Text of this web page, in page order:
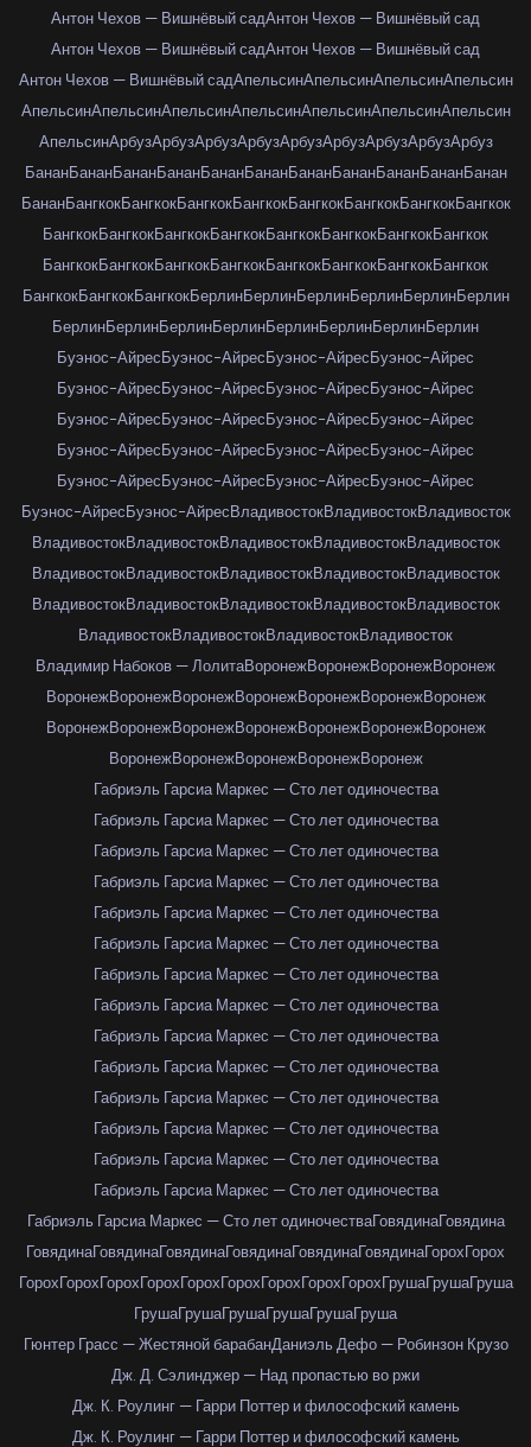
Антон Чехов — Вишнёвый садАнтон Чехов — Вишнёвый сад
Антон Чехов — Вишнёвый садАнтон Чехов — Вишнёвый сад
Антон Чехов — Вишнёвый садАпельсинАпельсинАпельсинАпельсин
АпельсинАпельсинАпельсинАпельсинАпельсинАпельсинАпельсин
АпельсинАрбузАрбузАрбузАрбузАрбузАрбузАрбузАрбузАрбуз
БананБананБананБананБананБананБананБананБананБананБанан
БананБангкокБангкокБангкокБангкокБангкокБангкокБангкокБангкок
БангкокБангкокБангкокБангкокБангкокБангкокБангкокБангкок
БангкокБангкокБангкокБангкокБангкокБангкокБангкокБангкок
БангкокБангкокБангкокБерлинБерлинБерлинБерлинБерлинБерлин
БерлинБерлинБерлинБерлинБерлинБерлинБерлинБерлин
Буэнос-АйресБуэнос-АйресБуэнос-АйресБуэнос-Айрес
Буэнос-АйресБуэнос-АйресБуэнос-АйресБуэнос-Айрес
Буэнос-АйресБуэнос-АйресБуэнос-АйресБуэнос-Айрес
Буэнос-АйресБуэнос-АйресБуэнос-АйресБуэнос-Айрес
Буэнос-АйресБуэнос-АйресБуэнос-АйресБуэнос-Айрес
Буэнос-АйресБуэнос-АйресВладивостокВладивостокВладивосток
ВладивостокВладивостокВладивостокВладивостокВладивосток
ВладивостокВладивостокВладивостокВладивостокВладивосток
ВладивостокВладивостокВладивостокВладивостокВладивосток
ВладивостокВладивостокВладивостокВладивосток
Владимир Набоков — ЛолитаВоронежВоронежВоронежВоронеж
ВоронежВоронежВоронежВоронежВоронежВоронежВоронеж
ВоронежВоронежВоронежВоронежВоронежВоронежВоронеж
ВоронежВоронежВоронежВоронежВоронеж
Габриэль Гарсиа Маркес — Сто лет одиночества
Габриэль Гарсиа Маркес — Сто лет одиночества
Габриэль Гарсиа Маркес — Сто лет одиночества
Габриэль Гарсиа Маркес — Сто лет одиночества
Габриэль Гарсиа Маркес — Сто лет одиночества
Габриэль Гарсиа Маркес — Сто лет одиночества
Габриэль Гарсиа Маркес — Сто лет одиночества
Габриэль Гарсиа Маркес — Сто лет одиночества
Габриэль Гарсиа Маркес — Сто лет одиночества
Габриэль Гарсиа Маркес — Сто лет одиночества
Габриэль Гарсиа Маркес — Сто лет одиночества
Габриэль Гарсиа Маркес — Сто лет одиночества
Габриэль Гарсиа Маркес — Сто лет одиночества
Габриэль Гарсиа Маркес — Сто лет одиночества
Габриэль Гарсиа Маркес — Сто лет одиночестваГовядинаГовядина
ГовядинаГовядинаГовядинаГовядинаГовядинаГовядинаГорохГорох
ГорохГорохГорохГорохГорохГорохГорохГорохГорохГрушаГрушаГруша
ГрушаГрушаГрушаГрушаГрушаГруша
Гюнтер Грасс — Жестяной барабанДаниэль Дефо — Робинзон Крузо
Дж. Д. Сэлинджер — Над пропастью во ржи
Дж. К. Роулинг — Гарри Поттер и философский камень
Дж. К. Роулинг — Гарри Поттер и философский камень